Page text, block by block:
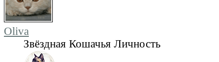
Oliva
Звёздная Кошачья Личность